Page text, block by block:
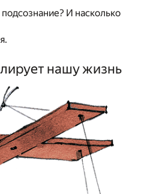
И насколько
нашу жизнь